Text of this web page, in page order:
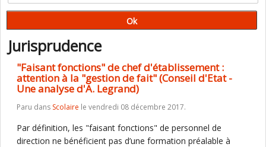
Jurisprudence
"Faisant fonctions" de chef d'établissement :
attention à la "gestion de fait" (Conseil d'Etat -
Une analyse d'A. Legrand)
Paru dans Scolaire le vendredi 08 décembre 2017.
Par définition, les "faisant fonctions" de personnel de
direction ne bénéficient pas d’une formation préalable à